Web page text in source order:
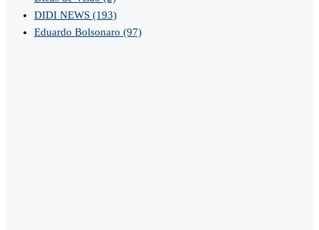
DIDI NEWS (193)
Eduardo Bolsonaro (97)